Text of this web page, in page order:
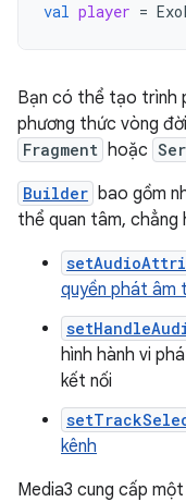
val player =
Bạn có thể tạo trình
phương thức vòng đời
Fragment hoặc
Builder bao gồm
thể quan tâm, chẳng
quyền phát âm
hình hành vi
kết nối
kênh
Media3 cung cấp